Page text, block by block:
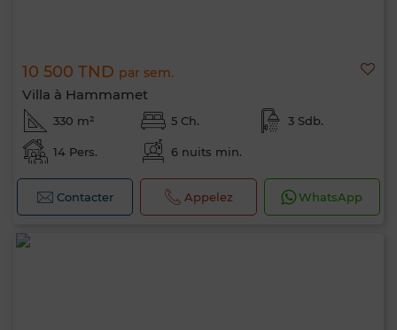
10 500 TND par sem.
Villa à Hammamet
330 m² 5 Ch. 3 Sdb.
14 Pers. 6 nuits min.
Contacter Appelez WhatsApp